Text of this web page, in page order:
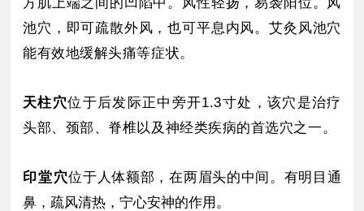
池穴，即可疏散外风，也可平息内风。艾灸风池穴
能有效地缓解头痛等症状。
天柱穴位于后发际正中旁开1.3寸处，该穴是治疗
头部、颈部、脊椎以及神经类疾病的首选穴之一。
印堂穴位于人体额部，在两眉头的中间。 有明目通
鼻，疏风清热，宁心安神的作用。